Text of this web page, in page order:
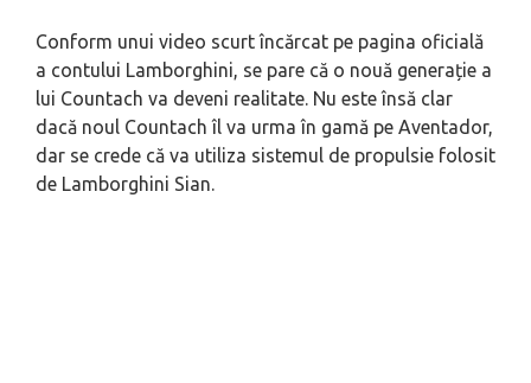
Conform unui video scurt încărcat pe pagina oficială
a contului Lamborghini, se pare că o nouă generație a
lui Countach va deveni realitate. Nu este însă clar
dacă noul Countach îl va urma în gamă pe Aventador,
dar se crede că va utiliza sistemul de propulsie folosit
de Lamborghini Sian.